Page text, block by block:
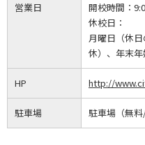
営業日 開校時間：
休校日：
月曜日（休
休）、年末
HP http://
駐車場 駐車場（無料